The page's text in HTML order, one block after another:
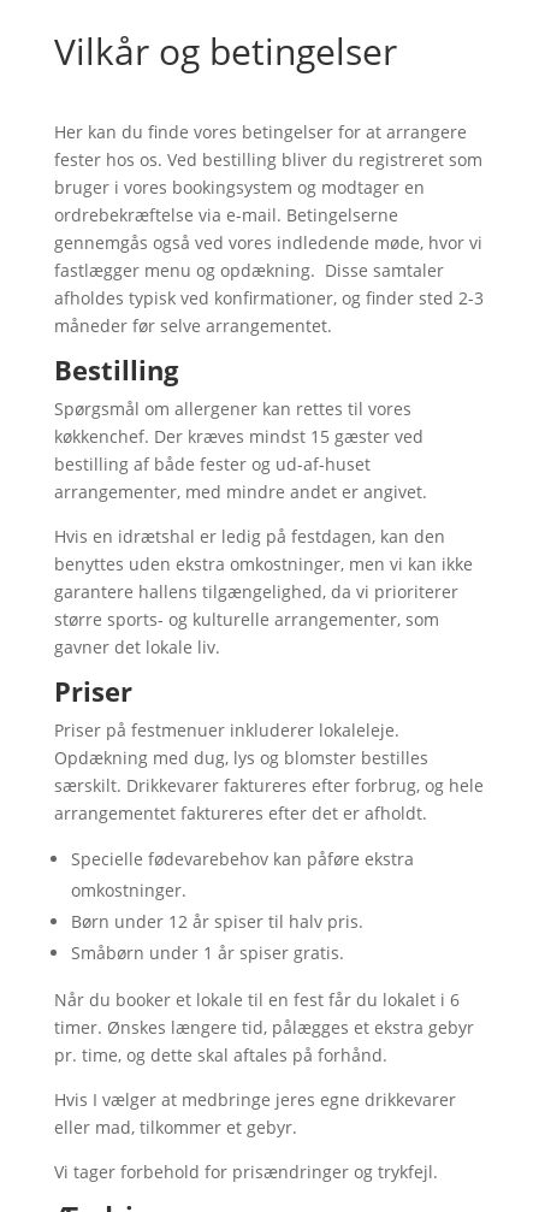
Vilkår og betingelser
Her kan du finde vores betingelser for at arrangere
fester hos os. Ved bestilling bliver du registreret som
bruger i vores bookingsystem og modtager en
ordrebekræftelse via e-mail. Betingelserne
gennemgås også ved vores indledende møde, hvor vi
fastlægger menu og opdækning. Disse samtaler
afholdes typisk ved konfirmationer, og finder sted 2-3
måneder før selve arrangementet.
Bestilling
Spørgsmål om allergener kan rettes til vores
køkkenchef. Der kræves mindst 15 gæster ved
bestilling af både fester og ud-af-huset
arrangementer, med mindre andet er angivet.
Hvis en idrætshal er ledig på festdagen, kan den
benyttes uden ekstra omkostninger, men vi kan ikke
garantere hallens tilgængelighed, da vi prioriterer
større sports- og kulturelle arrangementer, som
gavner det lokale liv.
Priser
Priser på festmenuer inkluderer lokaleleje.
Opdækning med dug, lys og blomster bestilles
særskilt. Drikkevarer faktureres efter forbrug, og hele
arrangementet faktureres efter det er afholdt.
Specielle fødevarebehov kan påføre ekstra
omkostninger.
Børn under 12 år spiser til halv pris.
Småbørn under 1 år spiser gratis.
Når du booker et lokale til en fest får du lokalet i 6
timer. Ønskes længere tid, pålægges et ekstra gebyr
pr. time, og dette skal aftales på forhånd.
Hvis I vælger at medbringe jeres egne drikkevarer
eller mad, tilkommer et gebyr.
Vi tager forbehold for prisændringer og trykfejl.